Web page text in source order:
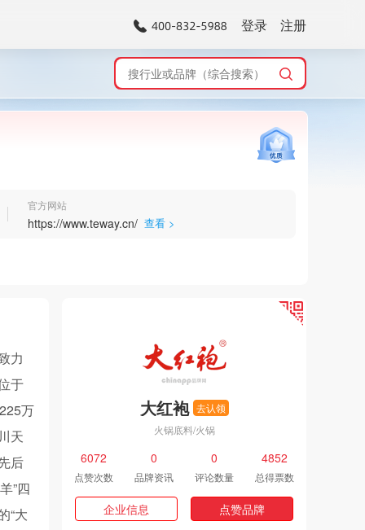
登录 注册
官方网站
https://www.teway.cn/ 查看 >
力
于
万
天
后
”四
“大
大红袍 去认领
火锅底料/火锅
6072
点赞次数
0
品牌资讯
0
评论数量
4852
总得票数
企业信息 点赞品牌